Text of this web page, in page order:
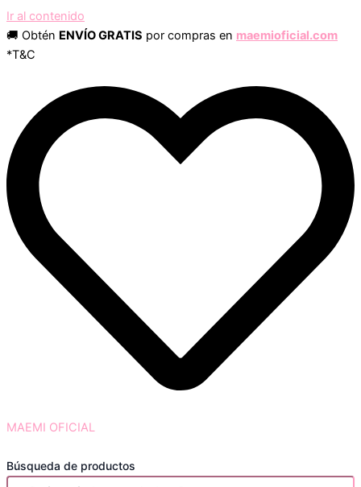
Ir al contenido
🚚 Obtén ENVÍO GRATIS por compras en maemioficial.com
*T&C
MAEMI OFICIAL
Búsqueda de productos